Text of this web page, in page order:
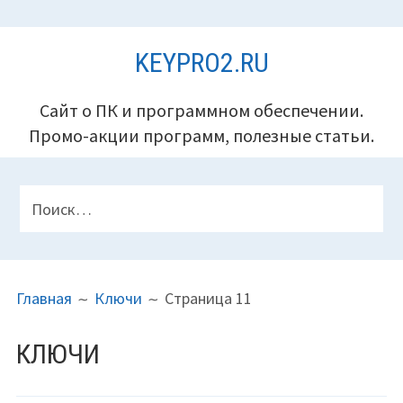
KEYPRO2.RU
Сайт о ПК и программном обеспечении.
Промо-акции программ, полезные статьи.
ВЕРХНЕГО
КОЛОНТИТУЛА
Найти:
НА
(ХЛЕБНЫЕ
КРОШКИ)
Главная Ключи Страница 11
КЛЮЧИ